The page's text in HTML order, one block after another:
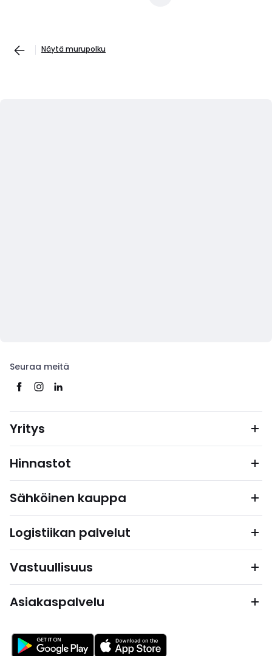
Näytä murupolku
Seuraa meitä
Yritys
Hinnastot
Sähköinen kauppa
Logistiikan palvelut
Vastuullisuus
Asiakaspalvelu